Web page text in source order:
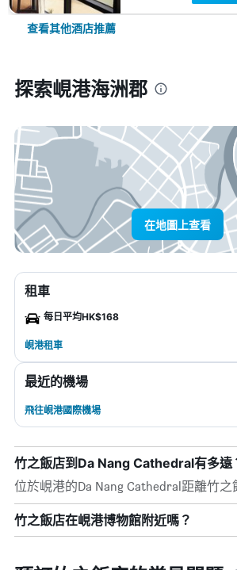
查看其他酒店推薦
探索峴港海洲郡
在地圖上查看
租車
每日平均HK$168
峴港租車
最近的機場
飛往峴港國際機場
竹之飯店到Da Nang Cathedral有多遠
位於峴港的Da Nang Cathedral距離竹之
竹之飯店在峴港博物館附近嗎？